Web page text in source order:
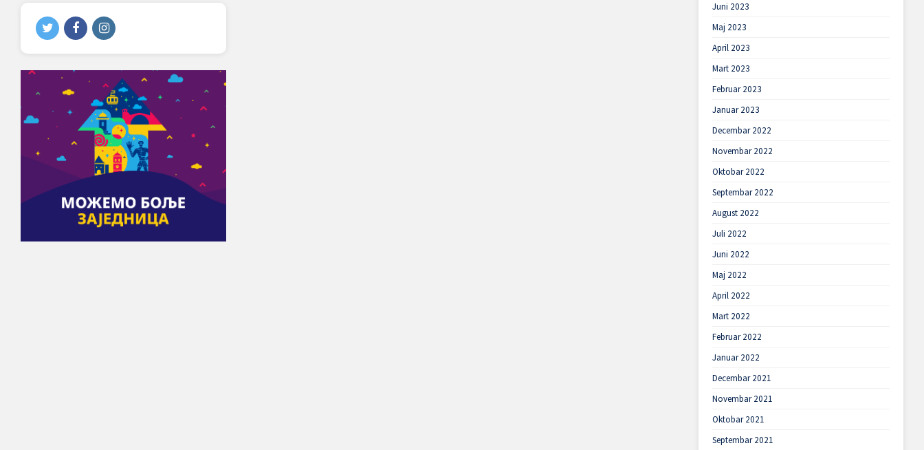
Juni 2023
Maj 2023
April 2023
Mart 2023
Februar 2023
Januar 2023
Decembar 2022
Novembar 2022
Oktobar 2022
Septembar 2022
August 2022
Juli 2022
Juni 2022
Maj 2022
April 2022
Mart 2022
Februar 2022
Januar 2022
Decembar 2021
Novembar 2021
Oktobar 2021
Septembar 2021